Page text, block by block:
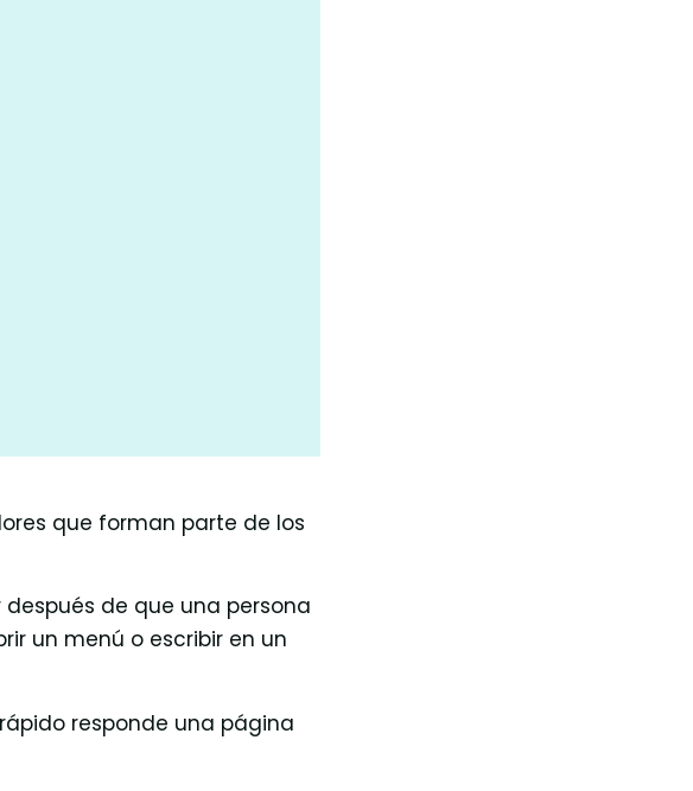
que forman parte de los
de que una persona
un menú o escribir en un
responde una página